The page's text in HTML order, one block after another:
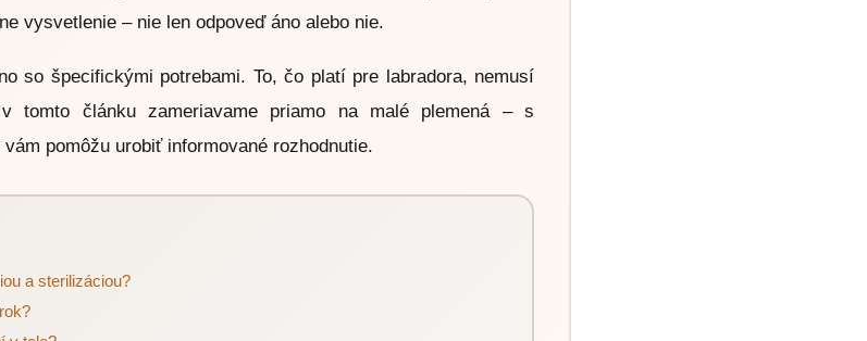
vysvetlenie – nie len odpoveď áno alebo nie.
so špecifickými potrebami. To, čo platí pre labradora, nemusí
tomto článku zameriavame priamo na malé plemená – s
pomôžu urobiť informované rozhodnutie.
a sterilizáciou?